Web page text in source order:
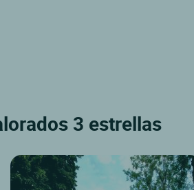
3 estrellas